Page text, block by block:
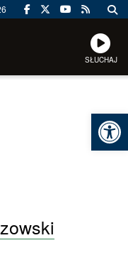
SŁUCHAJ